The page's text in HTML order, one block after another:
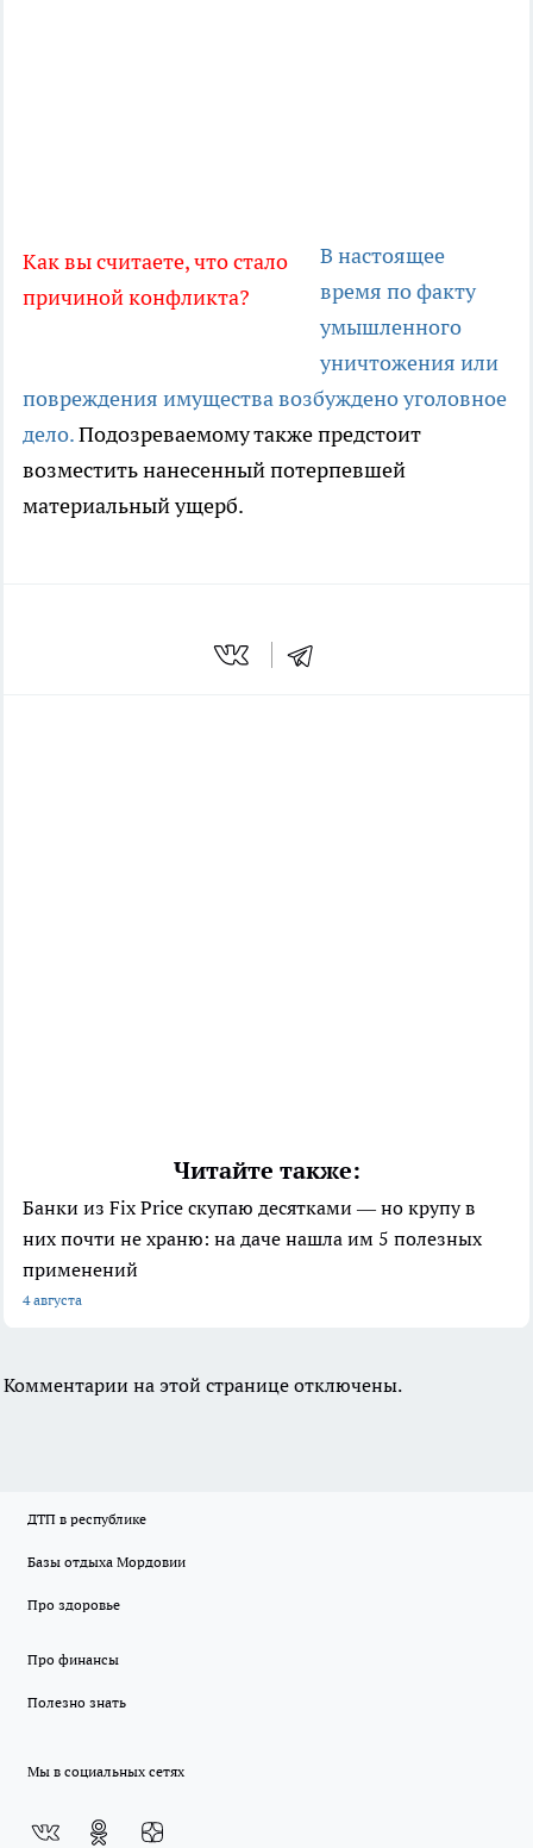
Как вы считаете, что стало
причиной конфликта?
В настоящее
время по факту
умышленного
уничтожения или
повреждения имущества возбуждено уголовное
дело.Подозреваемому также предстоит
возместить нанесенный потерпевшей
материальный ущерб.
Читайте также:
Банки из Fix Price скупаю десятками — но крупу в
них почти не храню: на даче нашла им 5 полезных
применений
4 августа
Комментарии на этой странице отключены.
ДТП в республике
Базы отдыха Мордовии
Про здоровье
Про финансы
Полезно знать
Мы в социальных сетях